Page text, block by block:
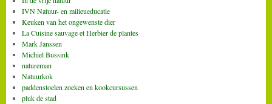
IVN Natuur- en milieueducatie
Keuken van het ongewenste dier
La Cuisine sauvage et Herbier de plantes
Mark Janssen
Michiel Bussink
natureman
Natuurkok
paddenstoelen zoeken en kookcursussen
pluk de stad